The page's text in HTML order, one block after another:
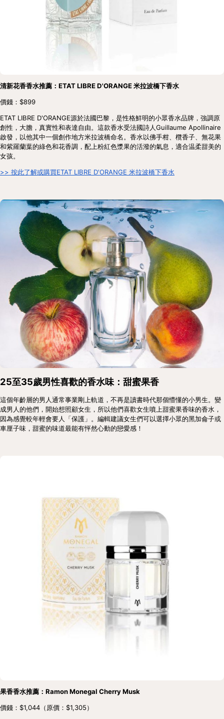
清新花香香水推薦：ETAT LIBRE D'ORANGE 米拉波橋下香水
價錢：$899
ETAT LIBRE D'ORANGE源於法國巴黎，是性格鮮明的小眾香水品牌，強調原
創性，大膽，真實性和表達自由。這款香水受法國詩人Guillaume Apollinaire
啟發，以他其中一個創作地方米拉波橋命名。香水以佛手柑、欖香子、無花果
和紫羅蘭葉的綠色和花香調，配上粉紅色漿果的活潑的氣息，適合温柔甜美的
女孩。
>> 按此了解或購買ETAT LIBRE D'ORANGE 米拉波橋下香水
25至35歲男性喜歡的香水味：甜蜜果香
這個年齡層的男人通常事業剛上軌道，不再是讀書時代那個懵懂的小男生。變
成男人的他們，開始想照顧女生，所以他們喜歡女生噴上甜蜜果香味的香水，
因為感覺較年輕會要人「保護」。編輯建議女生們可以選擇小眾的黑加侖子或
車厘子味，甜蜜的味道最能有怦然心動的戀愛感！
果香香水推薦：Ramon Monegal Cherry Musk
價錢：$1,044（原價：$1,305）